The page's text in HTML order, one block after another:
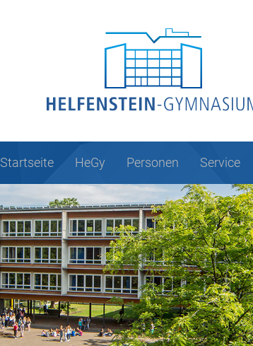
Startseite HeGy Personen Service